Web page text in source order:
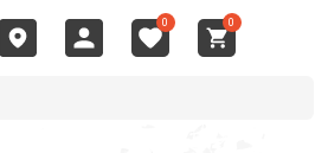
0 0